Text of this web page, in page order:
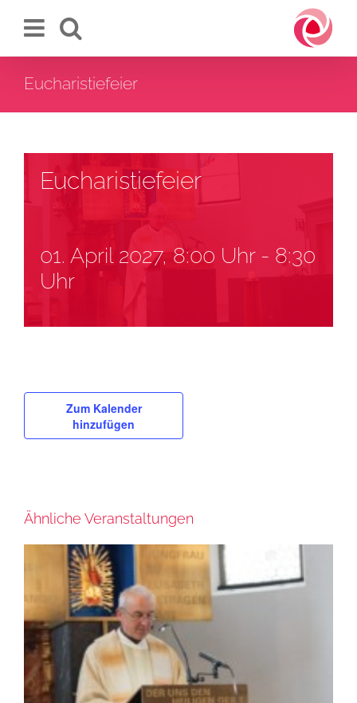
Inhalt
Eucharistiefeier
Eucharistiefeier
01. April 2027, 8:00 Uhr- 8:30
Uhr
Zum Kalender
hinzufügen
Ähnliche Veranstaltungen